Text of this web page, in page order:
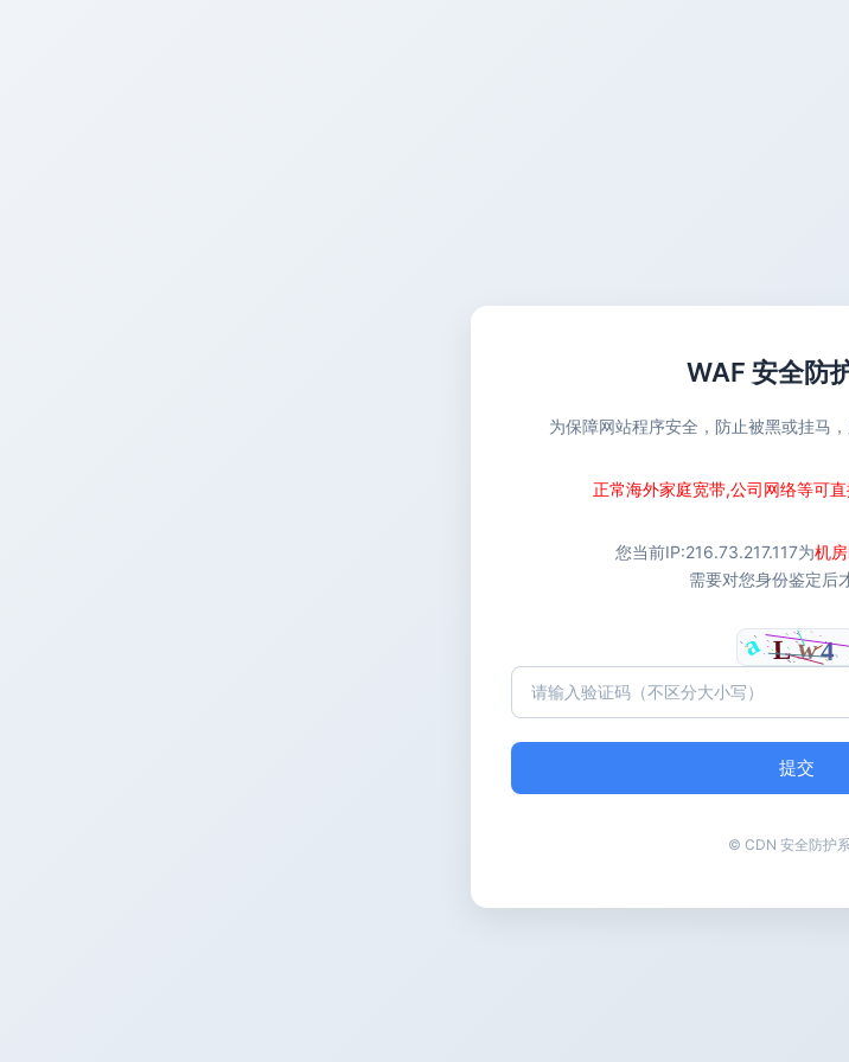
WAF 安全防
为保障网站程序安全，防止被黑或挂马
正常海外家庭宽带,公司网络等可
您当前IP:216.73.217.117为机
需要对您身份鉴定后
提交
© CDN 安全防护